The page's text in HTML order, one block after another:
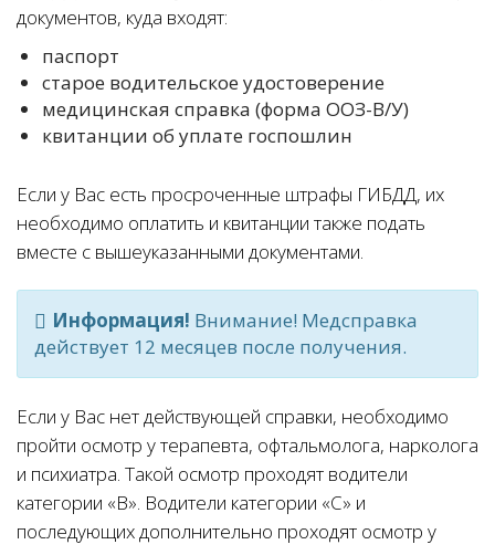
документов, куда входят:
паспорт
старое водительское удостоверение
медицинская справка (форма ООЗ-В/У)
квитанции об уплате госпошлин
Если у Вас есть просроченные штрафы ГИБДД, их
необходимо оплатить и квитанции также подать
вместе с вышеуказанными документами.
Информация! Внимание! Медсправка
действует 12 месяцев после получения.
Если у Вас нет действующей справки, необходимо
пройти осмотр у терапевта, офтальмолога, нарколога
и психиатра. Такой осмотр проходят водители
категории «В». Водители категории «С» и
последующих дополнительно проходят осмотр у